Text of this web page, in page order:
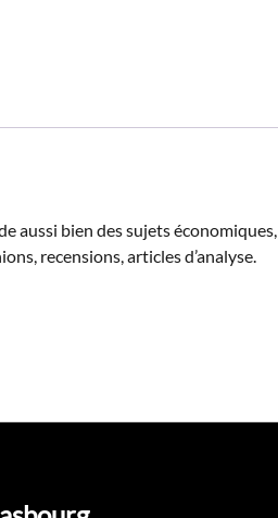
aussi bien des sujets économiques,
recensions, articles d’analyse.